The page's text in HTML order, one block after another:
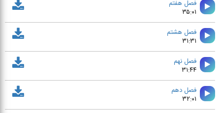
فصل هفتم
۳۵:۰۱
فصل هشتم
۳۱:۳۱
فصل نهم
۳۱:۴۴
فصل دهم
۳۲:۰۱